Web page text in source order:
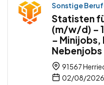
Sonstige
Statisten
(m/w/d) –
– Minijobs,
Nebenjobs
91567
02/08/2026